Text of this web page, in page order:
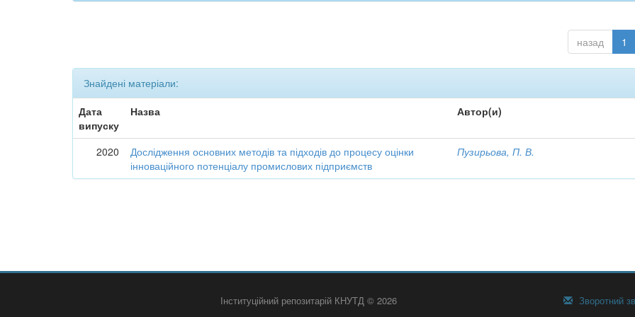
назад 1
Знайдені матеріали:
Дата
випуску
Назва Автор(и)
2020
Дослідження основних методів та підходів до процесу оцінки
інноваційного потенціалу промислових підприємств
Пузирьова, П. В.
Інституційний репозитарій КНУТД © 2026 Зворотний